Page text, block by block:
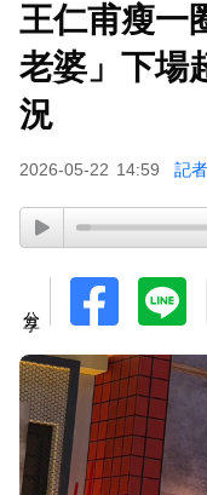
王仁甫瘦一
老婆」下場
況
2026-05-22 14:59 記